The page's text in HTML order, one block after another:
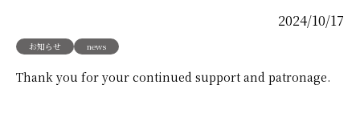
2024/10/17
お知らせ news
Thank you for your continued support and patronage.